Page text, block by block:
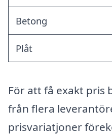
Betong
Plåt
För att få exakt pris
från flera
prisvariatjoner